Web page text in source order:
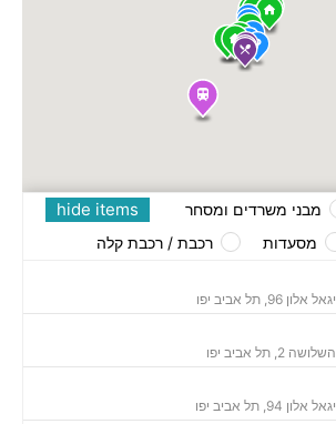
יגאל אלון 96, תל אביב יפו
השלושה 2, תל אביב יפו
יגאל אלון 94, תל אביב יפו
hide items
מבני משרדים ומסחר
מסעדות רכבת / רכבת קלה